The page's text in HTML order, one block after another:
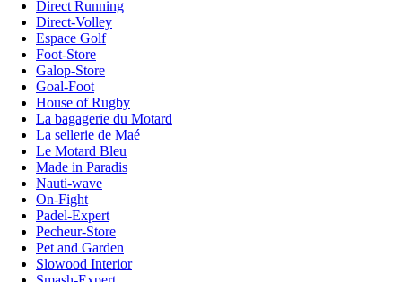
Direct Running
Direct-Volley
Espace Golf
Foot-Store
Galop-Store
Goal-Foot
House of Rugby
La bagagerie du Motard
La sellerie de Maé
Le Motard Bleu
Made in Paradis
Nauti-wave
On-Fight
Padel-Expert
Pecheur-Store
Pet and Garden
Slowood Interior